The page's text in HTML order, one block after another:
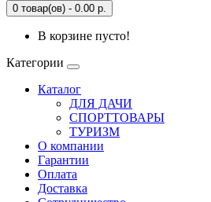
0 товар(ов) - 0.00 р.
В корзине пусто!
Категории
Каталог
ДЛЯ ДАЧИ
СПОРТТОВАРЫ
ТУРИЗМ
О компании
Гарантии
Оплата
Доставка